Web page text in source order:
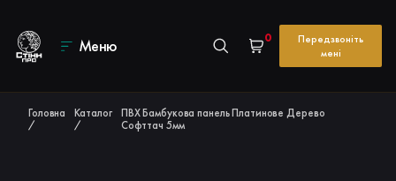
Меню 0
Передзвоніть
мені
Головна
/
Каталог
/
ПВХ Бамбукова панель Платинове Дерево
Софттач 5мм